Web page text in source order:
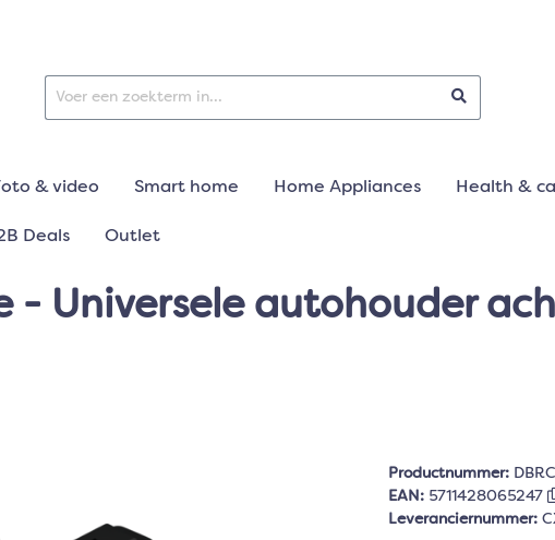
& video Smart home Home Appliances Health &
Deals Outlet
- Universele autohouder
Productnummer:
EAN: 5711428065247
Leveranciernummer: